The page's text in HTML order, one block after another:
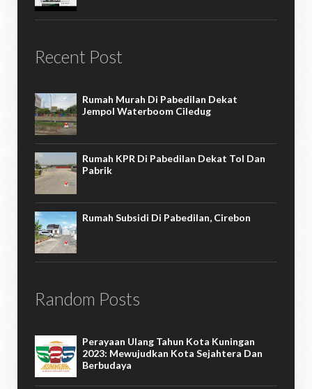
Recent Post
Rumah Murah Di Pabedilan Dekat
Jempol Waterboom Ciledug
Rumah KPR Di Pabedilan Dekat Tol Dan
Pabrik
Rumah Subsidi Di Pabedilan, Cirebon
Random Posts
Perayaan Ulang Tahun Kota Kuningan
2023: Mewujudkan Kota Sejahtera Dan
Berbudaya